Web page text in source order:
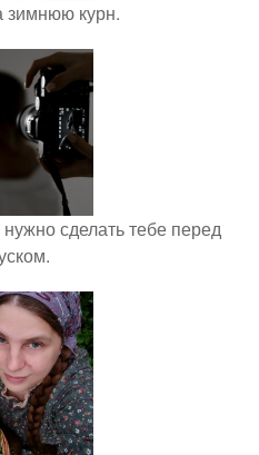
зимнюю курн.
сделать тебе перед